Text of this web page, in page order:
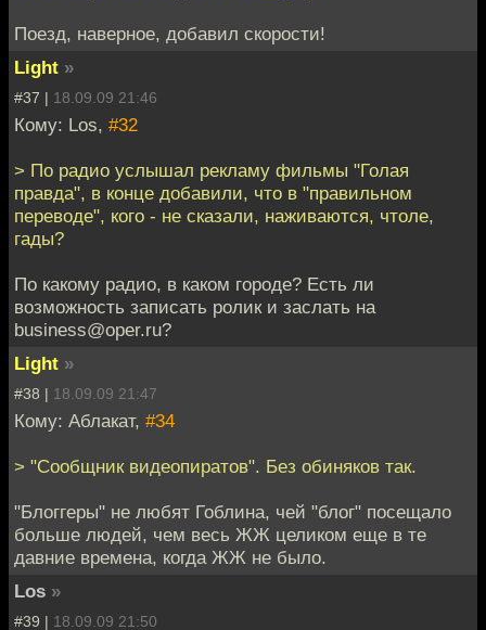
Поезд, наверное, добавил скорости!
Light »
#37 | 18.09.09 21:46
Кому: Los, #32
> По радио услышал рекламу фильмы "Голая
правда", в конце добавили, что в "правильном
переводе", кого - не сказали, наживаются, чтоле,
гады?
По какому радио, в каком городе? Есть ли
возможность записать ролик и заслать на
business@oper.ru?
Light »
#38 | 18.09.09 21:47
Кому: Аблакат, #34
> "Сообщник видеопиратов". Без обиняков так.
"Блоггеры" не любят Гоблина, чей "блог" посещало
больше людей, чем весь ЖЖ целиком еще в те
давние времена, когда ЖЖ не было.
Los »
#39 | 18.09.09 21:50